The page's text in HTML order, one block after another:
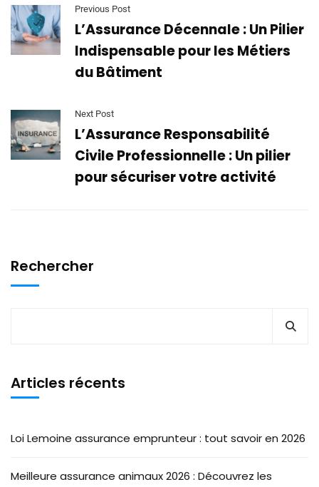
Previous Post
L’Assurance Décennale : Un Pilier
Indispensable pour les Métiers
du Bâtiment
Next Post
L’Assurance Responsabilité
Civile Professionnelle : Un pilier
pour sécuriser votre activité
Rechercher
Articles récents
Loi Lemoine assurance emprunteur : tout savoir en 2026
Meilleure assurance animaux 2026 : Découvrez les